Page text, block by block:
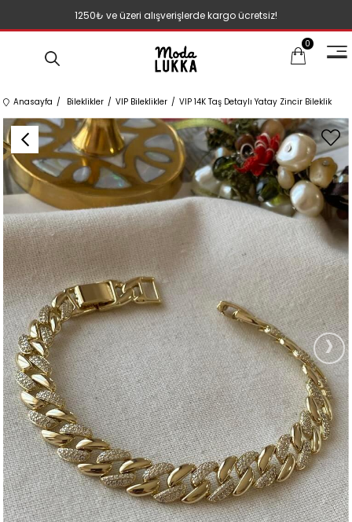
1250₺ ve üzeri alışverişlerde kargo ücretsiz!
0
Anasayfa Bileklikler VIP Bileklikler VIP 14K Taş Detaylı Yatay Zincir Bileklik
›